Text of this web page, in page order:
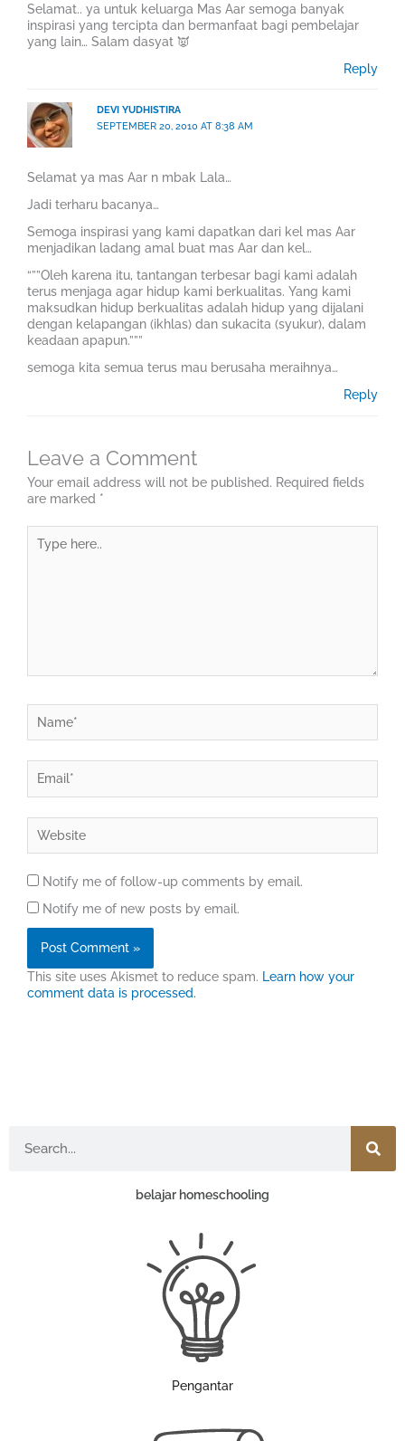
Selamat.. ya untuk keluarga Mas Aar semoga banyak
inspirasi yang tercipta dan bermanfaat bagi pembelajar
yang lain… Salam dasyat 👿
Reply
DEVI YUDHISTIRA
SEPTEMBER 20, 2010 AT 8:38 AM
Selamat ya mas Aar n mbak Lala…
Jadi terharu bacanya…
Semoga inspirasi yang kami dapatkan dari kel mas Aar
menjadikan ladang amal buat mas Aar dan kel…
“””Oleh karena itu, tantangan terbesar bagi kami adalah
terus menjaga agar hidup kami berkualitas. Yang kami
maksudkan hidup berkualitas adalah hidup yang dijalani
dengan kelapangan (ikhlas) dan sukacita (syukur), dalam
keadaan apapun.”””
semoga kita semua terus mau berusaha meraihnya…
Reply
Leave a Comment
Your email address will not be published. Required fields
are marked *
here..
Notify me of follow-up comments by email.
Notify me of new posts by email.
This site uses Akismet to reduce spam. Learn how your
comment data is processed.
belajar homeschooling
Pengantar